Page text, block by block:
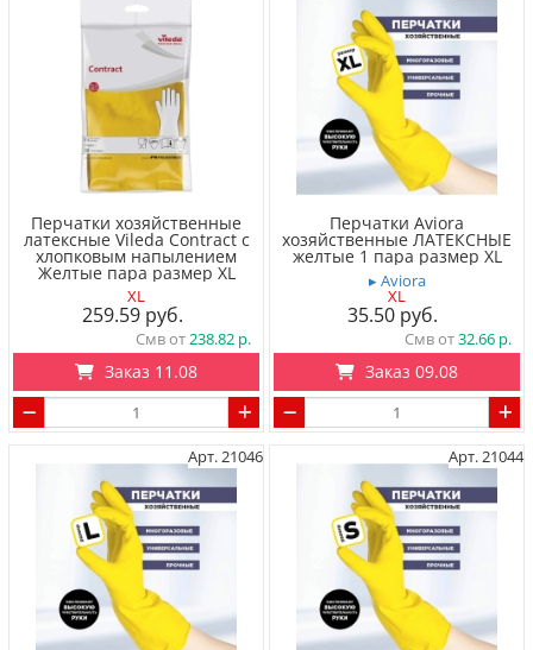
Перчатки хозяйственные
латексные Vileda Contract с
хлопковым напылением
Желтые пара размер XL
XL
259.59
Смв от238.82
Заказ 11.08
Перчатки Aviora
хозяйственные ЛАТЕКСНЫЕ
желтые 1 пара размер XL
▸ Aviora
XL
35.50
Смв от32.66
Заказ 09.08
Арт. 21046 Арт. 21044